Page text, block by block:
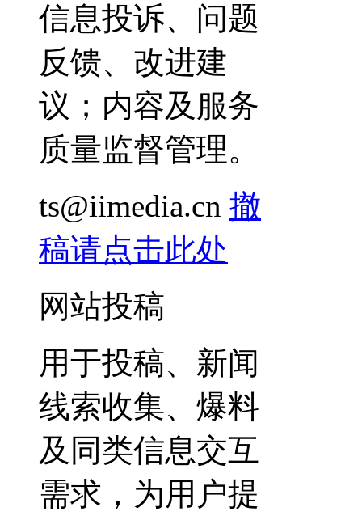
信息投诉、问题
反馈、改进建
议；内容及服务
质量监督管理。
ts@iimedia.cn 撤
稿请点击此处
网站投稿
用于投稿、新闻
线索收集、爆料
及同类信息交互
需求，为用户提